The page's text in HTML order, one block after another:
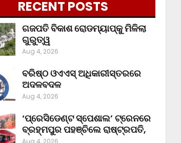
RECENT POSTS
ଗଜପତି ବିକାଶ ରୋଡମ୍ୟାପ୍‌କୁ ମିଳିଲା
ଗୁରୁତ୍ୱ
Aug 4, 2026
ବରିଷ୍ଠ ଓଏଏସ୍‌ ଅଧିକାରୀସ୍ତରରେ
ଅଦଳବଦଳ
Aug 4, 2026
‘ପ୍ରେସିଡେଣ୍ଟ ସ୍ପେଶାଲ’ ଟ୍ରେନରେ
ବ୍ରହ୍ମପୁର ପହଞ୍ଚିଲେ ରାଷ୍ଟ୍ରପତି,